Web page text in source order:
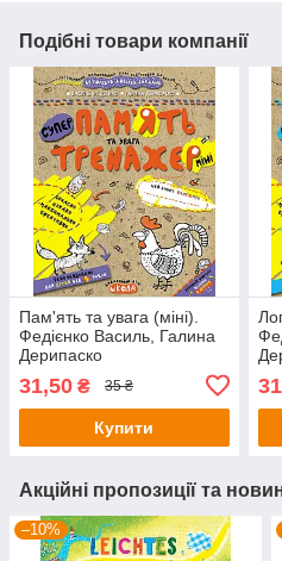
Подібні товари компанії
Пам'ять та увага (міні).
Федієнко Василь, Галина
Дерипаско
31,50 ₴ 35 ₴
Купити
Акційні пропозиції та
–10%